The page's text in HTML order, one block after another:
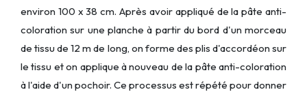
environ 100 x 38 cm. Après avoir appliqué de la pâte anti-
coloration sur une planche à partir du bord d'un morceau
de tissu de 12 m de long, on forme des plis d'accordéon sur
le tissu et on applique à nouveau de la pâte anti-coloration
à l'aide d'un pochoir. Ce processus est répété pour donner